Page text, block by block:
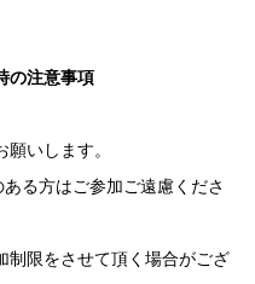
の注意事項
願いします。
る方はご参加ご遠慮くださ
制限をさせて頂く場合がござ